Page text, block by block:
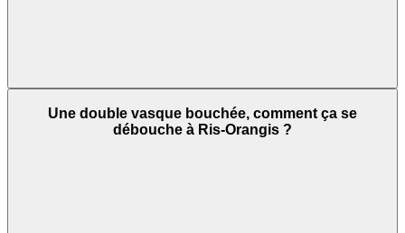
Une double vasque bouchée, comment ça se
débouche à Ris-Orangis ?